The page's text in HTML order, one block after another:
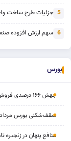
5 جزئیات طرح ساخت
6 سهم ارزش افزوده
بورس
جهش ۱۶۶ درصدی فروش دارویی‌ها؛ بازگشت سودآوری به صنعت درمان
سقف‌شکنی بورس مرداد ۱۴۰۵
منافع پنهان در